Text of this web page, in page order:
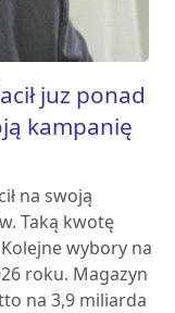
juz ponad
kampanię
na swoją
Taką kwotę
wybory na
roku. Magazyn
na 3,9 miliarda